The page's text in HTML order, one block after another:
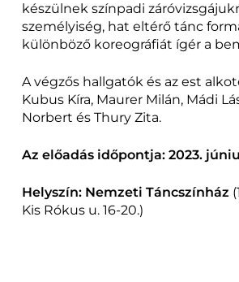
készülnek színpadi
személyiség, hat eltérő tánc
különböző koreográfiát ígér a
A végzős hallgatók és az est
Kubus Kíra, Maurer Milán, Mádi
Norbert és Thury Zita.
Az előadás időpontja: 2023.
Helyszín: Nemzeti Táncszínház
Kis Rókus u. 16-20.)